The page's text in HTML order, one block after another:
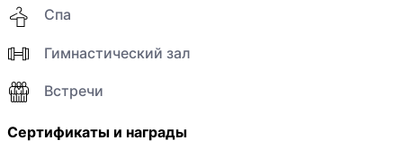
Спа
Гимнастический зал
Встречи
Сертификаты и награды